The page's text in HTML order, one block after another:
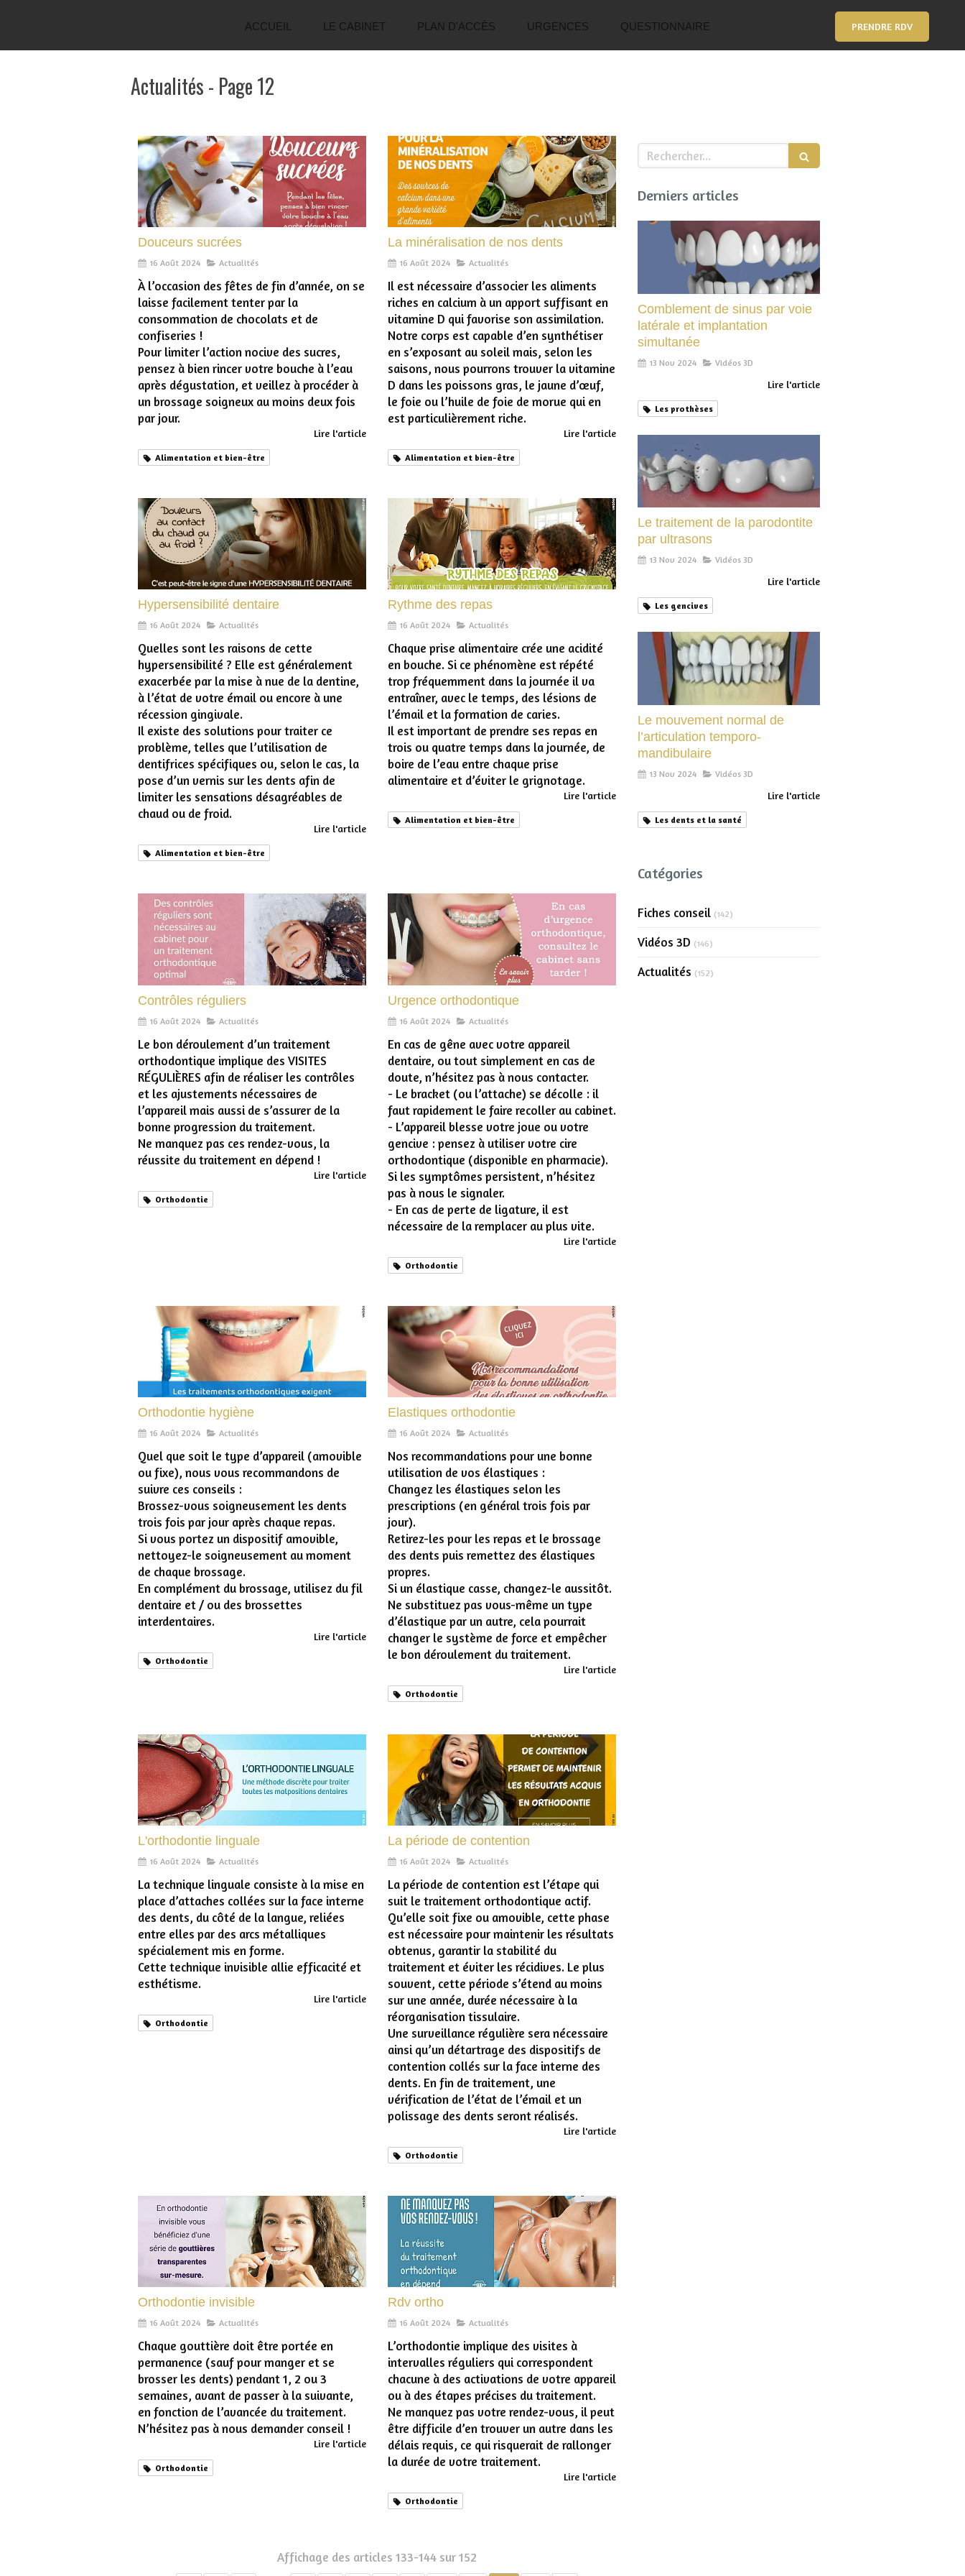
ACCUEIL LE CABINET PLAN D'ACCÈS URGENCES QUESTIONNAIRE PRENDRE RDV
Actualités - Page 12
Douceurs sucrées
16 Août 2024 Actualités
À l’occasion des fêtes de fin d’année, on se
laisse facilement tenter par la
consommation de chocolats et de
confiseries !
Pour limiter l’action nocive des sucres,
pensez à bien rincer votre bouche à l’eau
après dégustation, et veillez à procéder à
un brossage soigneux au moins deux fois
par jour.
Lire l'article
Alimentation et bien-être
La minéralisation de nos dents
16 Août 2024 Actualités
Il est nécessaire d’associer les aliments
riches en calcium à un apport suffisant en
vitamine D qui favorise son assimilation.
Notre corps est capable d’en synthétiser
en s’exposant au soleil mais, selon les
saisons, nous pourrons trouver la vitamine
D dans les poissons gras, le jaune d’œuf,
le foie ou l’huile de foie de morue qui en
est particulièrement riche.
Lire l'article
Alimentation et bien-être
Hypersensibilité dentaire
16 Août 2024 Actualités
Quelles sont les raisons de cette
hypersensibilité ? Elle est généralement
exacerbée par la mise à nue de la dentine,
à l’état de votre émail ou encore à une
récession gingivale.
Il existe des solutions pour traiter ce
problème, telles que l’utilisation de
dentifrices spécifiques ou, selon le cas, la
pose d’un vernis sur les dents afin de
limiter les sensations désagréables de
chaud ou de froid.
Lire l'article
Alimentation et bien-être
Rythme des repas
16 Août 2024 Actualités
Chaque prise alimentaire crée une acidité
en bouche. Si ce phénomène est répété
trop fréquemment dans la journée il va
entraîner, avec le temps, des lésions de
l’émail et la formation de caries.
Il est important de prendre ses repas en
trois ou quatre temps dans la journée, de
boire de l’eau entre chaque prise
alimentaire et d’éviter le grignotage.
Lire l'article
Alimentation et bien-être
Contrôles réguliers
16 Août 2024 Actualités
Le bon déroulement d’un traitement
orthodontique implique des VISITES
RÉGULIÈRES afin de réaliser les contrôles
et les ajustements nécessaires de
l’appareil mais aussi de s’assurer de la
bonne progression du traitement.​
Ne manquez pas ces rendez-vous, la
réussite du traitement en dépend !​
Lire l'article
Orthodontie
Urgence orthodontique
16 Août 2024 Actualités
En cas de gêne avec votre appareil
dentaire, ou tout simplement en cas de
doute, n’hésitez pas à nous contacter.
- Le bracket (ou l’attache) se décolle : il
faut rapidement le faire recoller au cabinet.
- L’appareil blesse votre joue ou votre
gencive : pensez à utiliser votre cire
orthodontique (disponible en pharmacie).
Si les symptômes persistent, n’hésitez
pas à nous le signaler.
- En cas de perte de ligature, il est
nécessaire de la remplacer au plus vite.
Lire l'article
Orthodontie
Orthodontie hygiène
16 Août 2024 Actualités
Quel que soit le type d’appareil (amovible
ou fixe), nous vous recommandons de
suivre ces conseils :
Brossez-vous soigneusement les dents
trois fois par jour après chaque repas.
Si vous portez un dispositif amovible,
nettoyez-le soigneusement au moment
de chaque brossage.
En complément du brossage, utilisez du fil
dentaire et / ou des brossettes
interdentaires.
Lire l'article
Orthodontie
Elastiques orthodontie
16 Août 2024 Actualités
Nos recommandations pour une bonne
utilisation de vos élastiques :
Changez les élastiques selon les
prescriptions (en général trois fois par
jour).
Retirez-les pour les repas et le brossage
des dents puis remettez des élastiques
propres.
Si un élastique casse, changez-le aussitôt.
Ne substituez pas vous-même un type
d’élastique par un autre, cela pourrait
changer le système de force et empêcher
le bon déroulement du traitement.
Lire l'article
Orthodontie
L'orthodontie linguale
16 Août 2024 Actualités
La technique linguale consiste à la mise en
place d’attaches collées sur la face interne
des dents, du côté de la langue, reliées
entre elles par des arcs métalliques
spécialement mis en forme.
Cette technique invisible allie efficacité et
esthétisme.
Lire l'article
Orthodontie
La période de contention
16 Août 2024 Actualités
La période de contention est l’étape qui
suit le traitement orthodontique actif.
Qu’elle soit fixe ou amovible, cette phase
est nécessaire pour maintenir les résultats
obtenus, garantir la stabilité du
traitement et éviter les récidives. Le plus
souvent, cette période s’étend au moins
sur une année, durée nécessaire à la
réorganisation tissulaire.
Une surveillance régulière sera nécessaire
ainsi qu’un détartrage des dispositifs de
contention collés sur la face interne des
dents. En fin de traitement, une
vérification de l’état de l’émail et un
polissage des dents seront réalisés.
Lire l'article
Orthodontie
Orthodontie invisible
16 Août 2024 Actualités
Chaque gouttière doit être portée en
permanence (sauf pour manger et se
brosser les dents) pendant 1, 2 ou 3
semaines, avant de passer à la suivante,
en fonction de l’avancée du traitement.
N’hésitez pas à nous demander conseil !
Lire l'article
Orthodontie
Rdv ortho
16 Août 2024 Actualités
L’orthodontie implique des visites à
intervalles réguliers qui correspondent
chacune à des activations de votre appareil
ou à des étapes précises du traitement.
Ne manquez pas votre rendez-vous, il peut
être difficile d’en trouver un autre dans les
délais requis, ce qui risquerait de rallonger
la durée de votre traitement.
Lire l'article
Orthodontie
Affichage des articles 133-144 sur 152
Rechercher
Derniers articles
Comblement de sinus par voie
latérale et implantation
simultanée
13 Nov 2024 Vidéos 3D
Lire l'article
Les prothèses
Le traitement de la parodontite
par ultrasons
13 Nov 2024 Vidéos 3D
Lire l'article
Les gencives
Le mouvement normal de
l’articulation temporo-
mandibulaire
13 Nov 2024 Vidéos 3D
Lire l'article
Les dents et la santé
Catégories
Fiches conseil (142)
Vidéos 3D (146)
Actualités (152)